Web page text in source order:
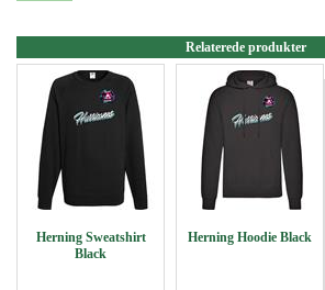
Relaterede produkter
Herning Sweatshirt
Black
Herning Hoodie Black